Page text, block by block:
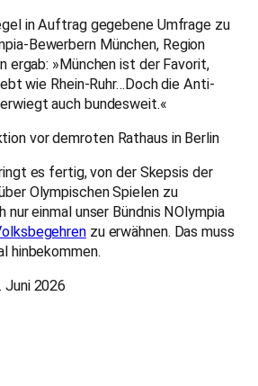
in Auftrag gegebene Umfrage zu
Bewerbern München, Region
ergab: »München ist der Favorit,
wie Rhein-Ruhr…Doch die Anti-
auch bundesweit.«
es fertig, von der Skepsis der
Olympischen Spielen zu
nur einmal unser Bündnis NOlympia
zu erwähnen. Das muss
hinbekommen.
Juni 2026